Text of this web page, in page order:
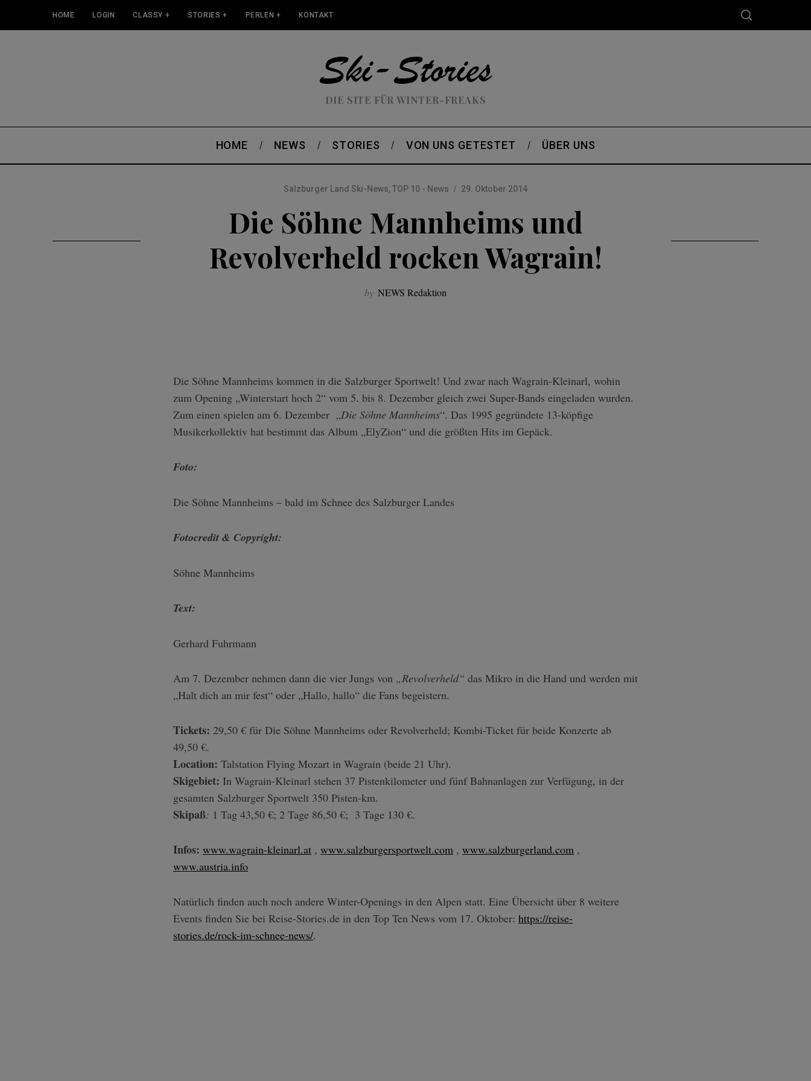
HOME LOGIN CLASSY + STORIES + PERLEN + KONTAKT
DIE SITE FÜR WINTER-FREAKS
HOME NEWS STORIES VON UNS GETESTET ÜBER UNS
Salzburger Land Ski-News,TOP 10 - News 29. Oktober 2014
Die Söhne Mannheims und
Revolverheld rocken Wagrain!
by NEWS Redaktion
Die Söhne Mannheims kommen in die Salzburger Sportwelt! Und zwar nach Wagrain-Kleinarl, wohin
zum Opening „Winterstart hoch 2“ vom 5. bis 8. Dezember gleich zwei Super-Bands eingeladen wurden.
Zum einen spielen am 6. Dezember „Die Söhne Mannheims“. Das 1995 gegründete 13-köpfige
Musikerkollektiv hat bestimmt das Album „ElyZion“ und die größten Hits im Gepäck.
Foto:
Die Söhne Mannheims – bald im Schnee des Salzburger Landes
Fotocredit & Copyright:
Söhne Mannheims
Text:
Gerhard Fuhrmann
Am 7. Dezember nehmen dann die vier Jungs von „Revolverheld“ das Mikro in die Hand und werden mit
„Halt dich an mir fest“ oder „Hallo, hallo“ die Fans begeistern.
Tickets: 29,50 € für Die Söhne Mannheims oder Revolverheld; Kombi-Ticket für beide Konzerte ab
49,50 €.
Location: Talstation Flying Mozart in Wagrain (beide 21 Uhr).
Skigebiet: In Wagrain-Kleinarl stehen 37 Pistenkilometer und fünf Bahnanlagen zur Verfügung, in der
gesamten Salzburger Sportwelt 350 Pisten-km.
Skipaß: 1 Tag 43,50 €; 2 Tage 86,50 €; 3 Tage 130 €.
Infos: www.wagrain-kleinarl.at , www.salzburgersportwelt.com , www.salzburgerland.com ,
www.austria.info
Natürlich finden auch noch andere Winter-Openings in den Alpen statt. Eine Übersicht über 8 weitere
Events finden Sie bei Reise-Stories.de in den Top Ten News vom 17. Oktober: https://reise-
stories.de/rock-im-schnee-news/.